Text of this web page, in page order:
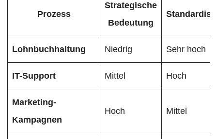
Prozess
Strategische
Bedeutung
Lohnbuchhaltung Niedrig Sehr hoch
IT-Support Mittel Hoch
Marketing-
Kampagnen
Hoch Mittel